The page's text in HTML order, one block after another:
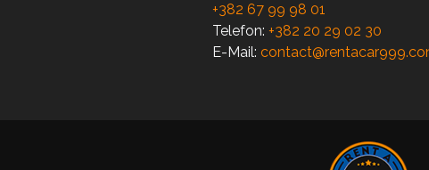
+382 67 99 98 01
Telefon: +382 20 29 02 30
E-Mail: